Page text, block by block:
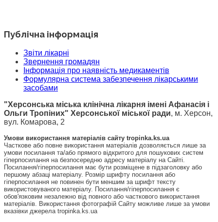
Публічна інформація
Звіти лікарні
Звернення громадян
Інформація про наявність медикаментів
Формулярна система забезпечення лікарськими
засобами
"Херсонська міська клінічна лікарня імені Афанасія і
Ольги Тропіних" Херсонської міської ради, м. Херсон,
вул. Комарова, 2
Умови використання матеріалів сайту tropinka.ks.ua
Часткове або повне використання матеріалів дозволяється лише за
умови посилання та/або прямого відкритого для пошукових систем
гіперпосилання на безпосередню адресу матеріалу на Сайті.
Посилання/гіперпосилання має бути розміщене в підзаголовку або
першому абзаці матеріалу. Розмір шрифту посилання або
гіперпосилання не повинен бути меншим за шрифт тексту
використовуваного матеріалу. Посилання/гіперпосилання є
обов'язковим незалежно від повного або часткового використання
матеріалів. Використання фотографій Сайту можливе лише за умови
вказівки джерела tropinka.ks.ua